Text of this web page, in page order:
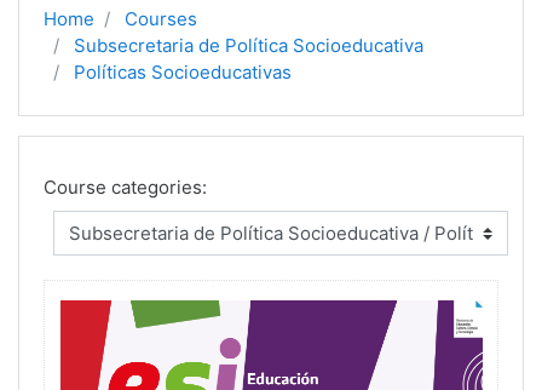
Home
Courses
Subsecretaria de Política Socioeducativa
Políticas Socioeducativas
Course categories: